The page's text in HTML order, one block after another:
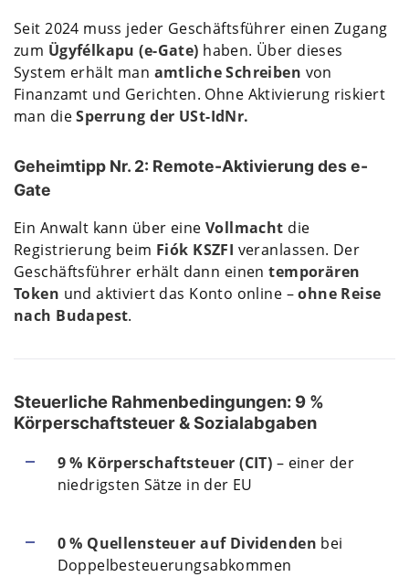
Seit 2024 muss jeder Geschäftsführer einen Zugang
zum Ügyfélkapu (e-Gate) haben. Über dieses
System erhält man amtliche Schreiben von
Finanzamt und Gerichten. Ohne Aktivierung riskiert
man dieSperrung der USt-IdNr.
Geheimtipp Nr. 2: Remote-Aktivierung des e-
Gate
Ein Anwalt kann über eine Vollmacht die
Registrierung beim Fiók KSZFI veranlassen. Der
Geschäftsführer erhält dann einentemporären
Token und aktiviert das Konto online –ohne Reise
nach Budapest.
Steuerliche Rahmenbedingungen: 9 %
Körperschaftsteuer & Sozialabgaben
9 % Körperschaftsteuer (CIT) – einer der
niedrigsten Sätze in der EU
0 % Quellensteuer auf Dividenden bei
Doppelbesteuerungsabkommen